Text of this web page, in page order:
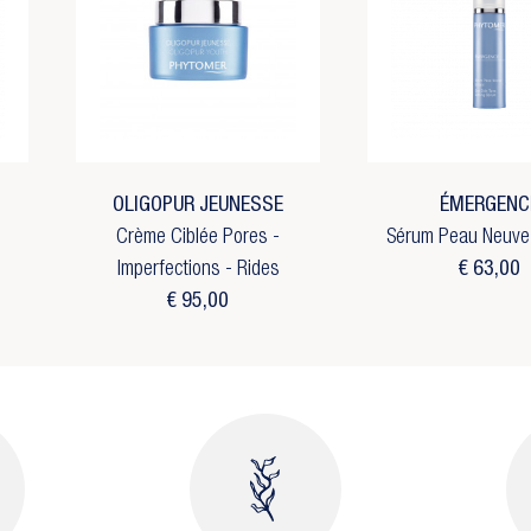
OLIGOPUR JEUNESSE
Crème Ciblée Pores -
Imperfections - Rides
€ 95,00
Sérum Peau
€ 63,00